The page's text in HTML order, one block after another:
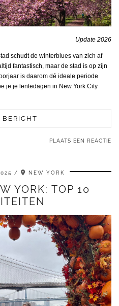
Update 2026
schudt de winterblues van zich af
fantastisch, maar de stad is op zijn
is daarom dé ideale periode
je je lentedagen in New York City
BERICHT
PLAATS EEN REACTIE
NEW YORK
YORK: TOP 10